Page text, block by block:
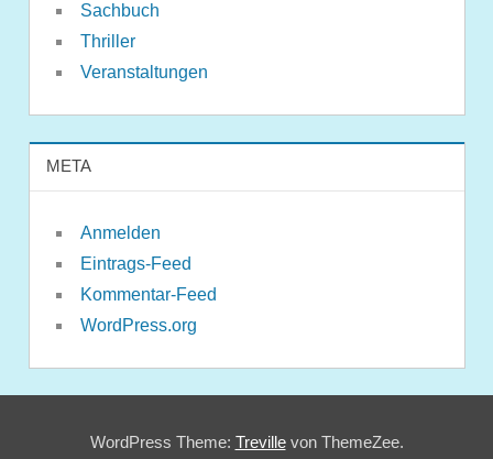
Sachbuch
Thriller
Veranstaltungen
META
Anmelden
Eintrags-Feed
Kommentar-Feed
WordPress.org
WordPress Theme: Trevillevon ThemeZee.